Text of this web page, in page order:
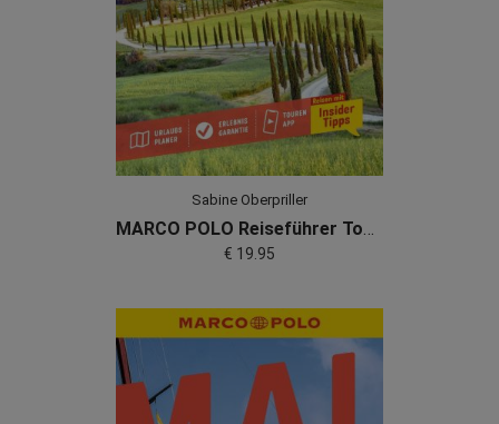
Sabine Oberpriller
MARCO POLO Reiseführer Toskana
€ 19.95